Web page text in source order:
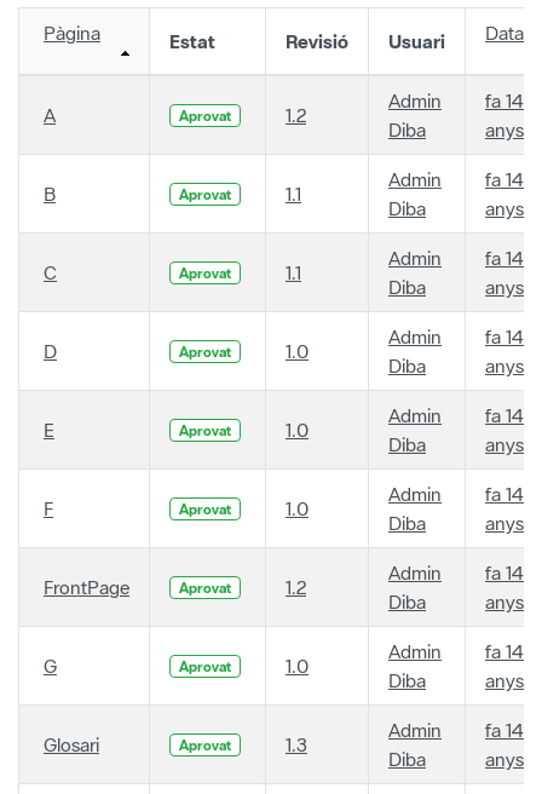
Pàgina Estat Revisió Usuari Data
A Aprovat 1.2
Admin
Diba
fa 14
anys
B Aprovat 1.1
Admin
Diba
fa 14
anys
C Aprovat 1.1
Admin
Diba
fa 14
anys
D Aprovat 1.0
Admin
Diba
fa 14
anys
E Aprovat 1.0
Admin
Diba
fa 14
anys
F Aprovat 1.0
Admin
Diba
fa 14
anys
FrontPage Aprovat 1.2
Admin
Diba
fa 14
anys
G Aprovat 1.0
Admin
Diba
fa 14
anys
Glosari Aprovat 1.3
Admin
Diba
fa 14
anys